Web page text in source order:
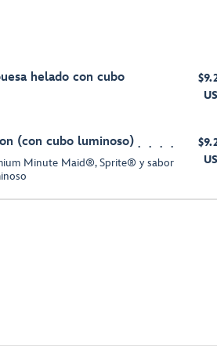
helado con cubo
(con cubo luminoso)
Minute Maid®, Sprite® y sabor